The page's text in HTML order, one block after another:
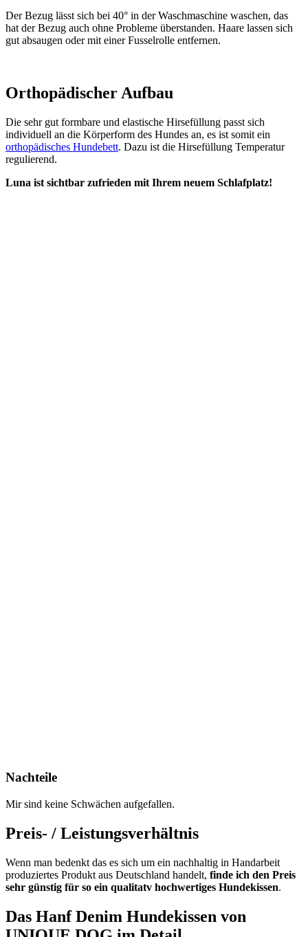
Der Bezug lässt sich bei 40° in der Waschmaschine waschen, das
hat der Bezug auch ohne Probleme überstanden. Haare lassen sich
gut absaugen oder mit einer Fusselrolle entfernen.
Orthopädischer Aufbau
Die sehr gut formbare und elastische Hirsefüllung passt sich
individuell an die Körperform des Hundes an, es ist somit ein
orthopädisches Hundebett. Dazu ist die Hirsefüllung Temperatur
regulierend.
Luna ist sichtbar zufrieden mit Ihrem neuem Schlafplatz!
Nachteile
Mir sind keine Schwächen aufgefallen.
Preis- / Leistungsverhältnis
Wenn man bedenkt das es sich um ein nachhaltig in Handarbeit
produziertes Produkt aus Deutschland handelt, finde ich den Preis
sehr günstig für so ein qualitatv hochwertiges Hundekissen.
Das Hanf Denim Hundekissen von